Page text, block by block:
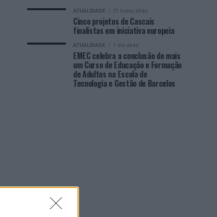
ATUALIDADE 21 horas atrás
Cinco projetos de Cascais
finalistas em iniciativa europeia
ATUALIDADE 1 dia atrás
EMEC celebra a conclusão de mais
um Curso de Educação e Formação
de Adultos na Escola de
Tecnologia e Gestão de Barcelos